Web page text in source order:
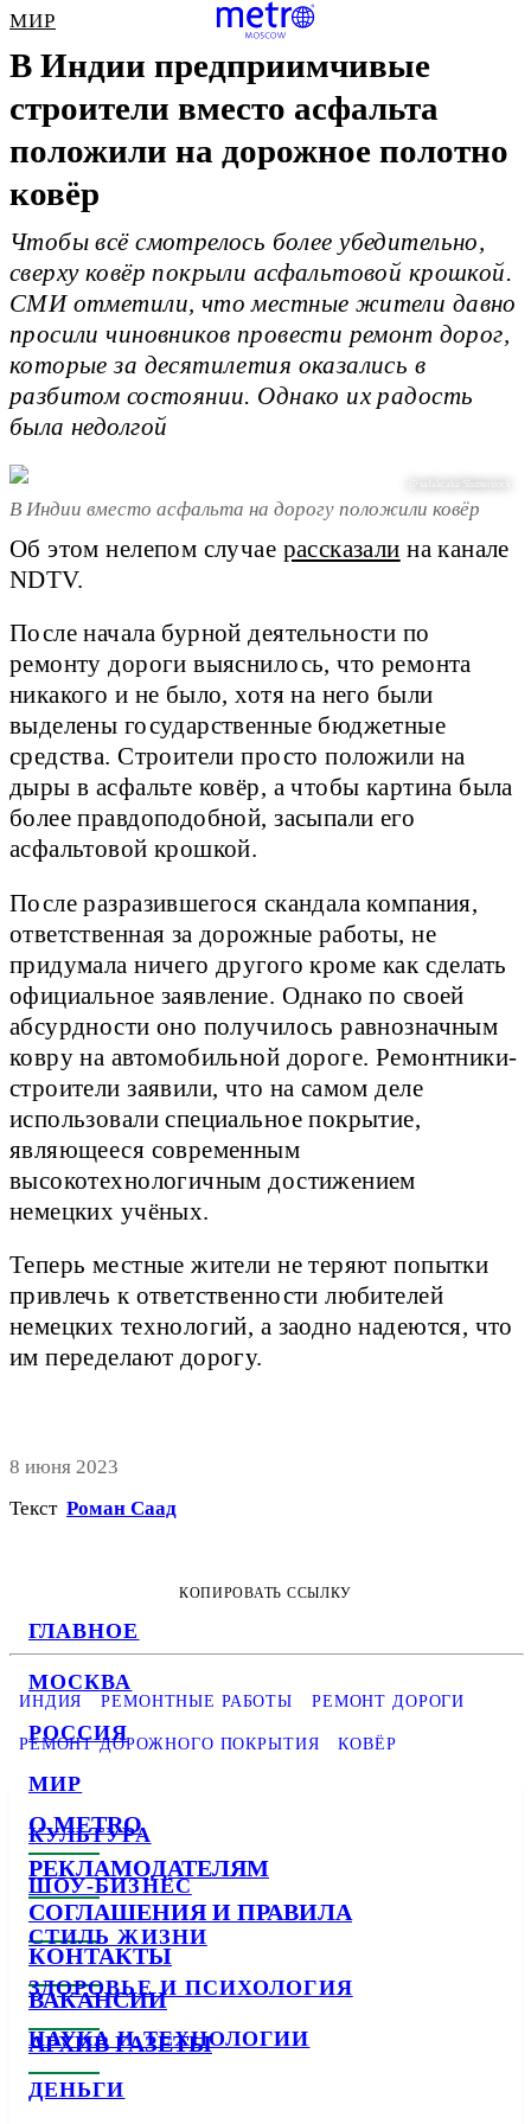
ГЛАВНОЕ
МОСКВА
РОССИЯ
МИР
КУЛЬТУРА
ШОУ-БИЗНЕС
СТИЛЬ ЖИЗНИ
ЗДОРОВЬЕ И ПСИХОЛОГИЯ
НАУКА И ТЕХНОЛОГИИ
ДЕНЬГИ
МИР
В Индии предприимчивые
строители вместо асфальта
положили на дорожное полотно
ковёр
Чтобы всё смотрелось более убедительно,
сверху ковёр покрыли асфальтовой крошкой.
СМИ отметили, что местные жители давно
просили чиновников провести ремонт дорог,
которые за десятилетия оказались в
разбитом состоянии. Однако их радость
была недолгой
@ safakcakir/Shutterstock
В Индии вместо асфальта на дорогу положили ковёр
Об этом нелепом случае рассказали на канале
NDTV.
После начала бурной деятельности по
ремонту дороги выяснилось, что ремонта
никакого и не было, хотя на него были
выделены государственные бюджетные
средства. Строители просто положили на
дыры в асфальте ковёр, а чтобы картина была
более правдоподобной, засыпали его
асфальтовой крошкой.
После разразившегося скандала компания,
ответственная за дорожные работы, не
придумала ничего другого кроме как сделать
официальное заявление. Однако по своей
абсурдности оно получилось равнозначным
ковру на автомобильной дороге. Ремонтники-
строители заявили, что на самом деле
использовали специальное покрытие,
являющееся современным
высокотехнологичным достижением
немецких учёных.
Теперь местные жители не теряют попытки
привлечь к ответственности любителей
немецких технологий, а заодно надеются, что
им переделают дорогу.
8 июня 2023
Текст Роман Саад
КОПИРОВАТЬ ССЫЛКУ
ИНДИЯ РЕМОНТНЫЕ РАБОТЫ РЕМОНТ ДОРОГИ
РЕМОНТ ДОРОЖНОГО ПОКРЫТИЯ КОВЁР
О METRO
РЕКЛАМОДАТЕЛЯМ
СОГЛАШЕНИЯ И ПРАВИЛА
КОНТАКТЫ
ВАКАНСИИ
АРХИВ ГАЗЕТЫ